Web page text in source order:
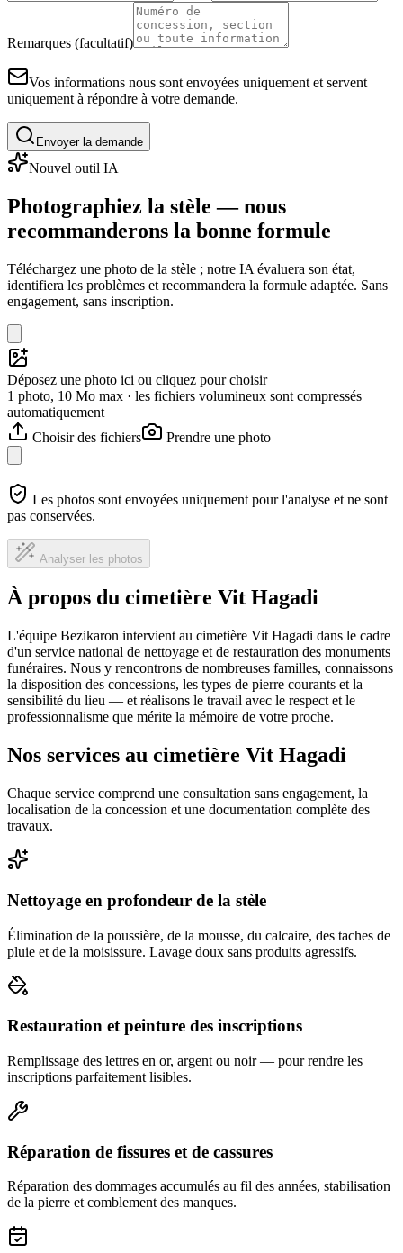
Remarques (facultatif)
Vos informations nous sont envoyées uniquement et servent
uniquement à répondre à votre demande.
Envoyer la demande
Nouvel outil IA
Photographiez la stèle — nous
recommanderons la bonne formule
Téléchargez une photo de la stèle ; notre IA évaluera son état,
identifiera les problèmes et recommandera la formule adaptée. Sans
engagement, sans inscription.
Déposez une photo ici ou cliquez pour choisir
1 photo, 10 Mo max · les fichiers volumineux sont compressés
automatiquement
Choisir des fichiers
Prendre une photo
Les photos sont envoyées uniquement pour l'analyse et ne sont
pas conservées.
Analyser les photos
À propos du cimetière Vit Hagadi
L'équipe Bezikaron intervient au cimetière Vit Hagadi dans le cadre
d'un service national de nettoyage et de restauration des monuments
funéraires. Nous y rencontrons de nombreuses familles, connaissons
la disposition des concessions, les types de pierre courants et la
sensibilité du lieu — et réalisons le travail avec le respect et le
professionnalisme que mérite la mémoire de votre proche.
Nos services au cimetière Vit Hagadi
Chaque service comprend une consultation sans engagement, la
localisation de la concession et une documentation complète des
travaux.
Nettoyage en profondeur de la stèle
Élimination de la poussière, de la mousse, du calcaire, des taches de
pluie et de la moisissure. Lavage doux sans produits agressifs.
Restauration et peinture des inscriptions
Remplissage des lettres en or, argent ou noir — pour rendre les
inscriptions parfaitement lisibles.
Réparation de fissures et de cassures
Réparation des dommages accumulés au fil des années, stabilisation
de la pierre et comblement des manques.